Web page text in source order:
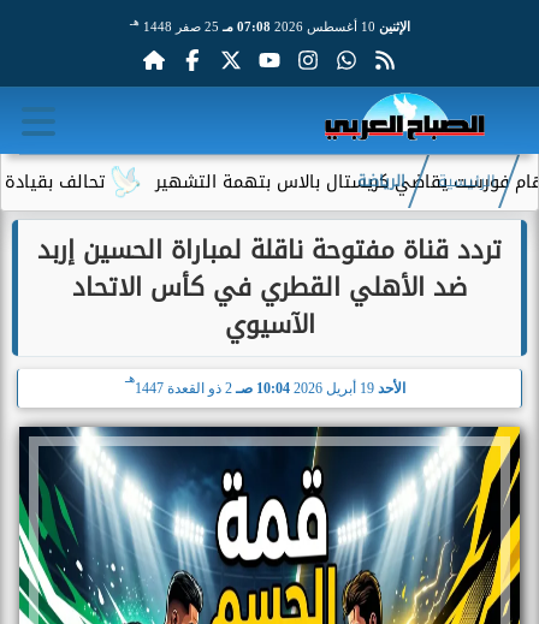
الإثنين 07:08 مـ 25 صفر 1448 هـ
تحالف بقيادة جيف بيزوس يقاضي كريستال بالاس بتهمة التشهير
الرئيسية الرياضة
تردد قناة مفتوحة ناقلة لمباراة الحسين إربد
ضد الأهلي القطري في كأس الاتحاد
الآسيوي
الأحد 19 أبريل 2026 10:04 صـ 2 ذو القعدة 1447
هـ